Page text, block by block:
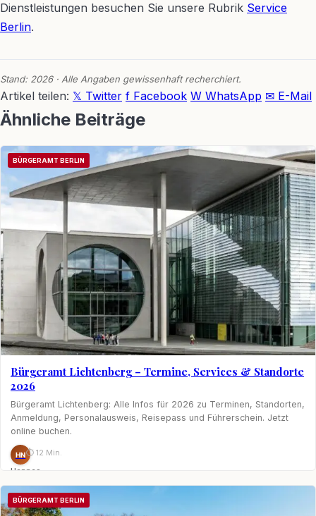
Dienstleistungen besuchen Sie unsere Rubrik Service
Berlin.
Stand: 2026 · Alle Angaben gewissenhaft recherchiert.
Artikel teilen: 𝕏 Twitter f Facebook W WhatsApp ✉ E-Mail
Ähnliche Beiträge
BÜRGERAMT BERLIN
Bürgeramt Lichtenberg – Termine, Services & Standorte
2026
Bürgeramt Lichtenberg: Alle Infos für 2026 zu Terminen, Standorten,
Anmeldung, Personalausweis, Reisepass und Führerschein. Jetzt
online buchen.
HN
Hannes
Nagel
⏱ 12 Min.
BÜRGERAMT BERLIN